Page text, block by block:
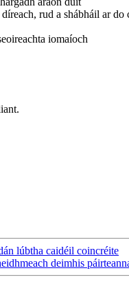
rud a shábháil ar do
iomaíoch
lúbtha caidéil coincréite
deimhis